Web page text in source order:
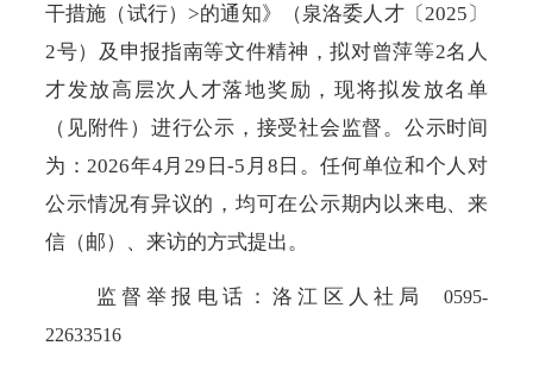
干措施（试行）>的通知》（泉洛委人才〔2025〕
2号） 及申报指南等文件精神，拟对曾萍等2名人
才发放高层次人才落地奖励，现将拟发放名单
（见附件）进行公示，接受社会监督。公示时间
为：2026年4月29日-5月8日。任何单位和个人对
公示情况有异议的，均可在公示期内以来电、来
信（邮）、来访的方式提出。
监督举报电话：洛江区人社局
0595-
22633516